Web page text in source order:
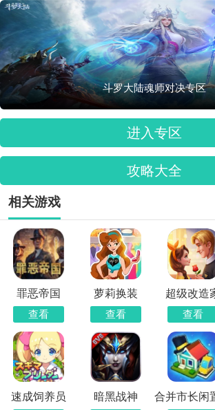
斗罗大陆魂师对决专区
进入专区
攻略大全
相关游戏
罪恶帝国
查看
萝莉换装
查看
超级改造
查看
速成饲养员 暗黑战神 合并市长闲